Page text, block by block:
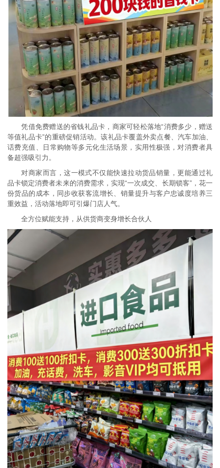
凭借免费赠送的省钱礼品卡，商家可轻松落地“消费多少，赠送
等值礼品卡”的重磅促销活动。该礼品卡覆盖外卖点餐、汽车加油、
话费充值、日常购物等多元化生活场景，实用性极强，对消费者具
备超强吸引力。
对商家而言，这一模式不仅能快速拉动货品销量，更能通过礼
品卡锁定消费者未来的消费需求，实现“一次成交、长期锁客”，花一
份货品的成本，同步收获客流增长、销量提升与客户忠诚度培养三
重效益，活动落地即可引爆门店人气。
全方位赋能支持，从供货商变身增长合伙人